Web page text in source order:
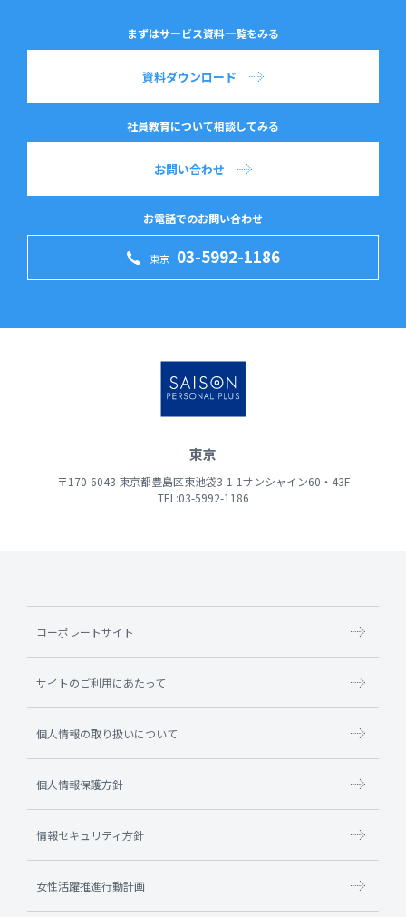
まずはサービス資料一覧をみる
資料ダウンロード
社員教育について相談してみる
お問い合わせ
お電話でのお問い合わせ
東京 03-5992-1186
東京
〒170-6043 東京都豊島区東池袋3-1-1サンシャイン60・43F
TEL:03-5992-1186
コーポレートサイト
サイトのご利用にあたって
個人情報の取り扱いについて
個人情報保護方針
情報セキュリティ方針
女性活躍推進行動計画